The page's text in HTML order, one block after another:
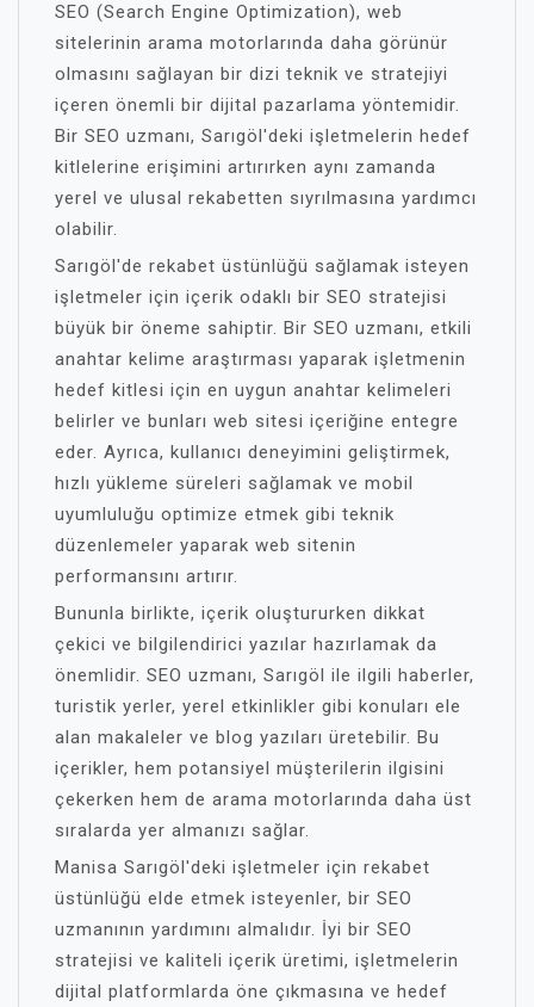
SEO (Search Engine Optimization), web
sitelerinin arama motorlarında daha görünür
olmasını sağlayan bir dizi teknik ve stratejiyi
içeren önemli bir dijital pazarlama yöntemidir.
Bir SEO uzmanı, Sarıgöl'deki işletmelerin hedef
kitlelerine erişimini artırırken aynı zamanda
yerel ve ulusal rekabetten sıyrılmasına yardımcı
olabilir.
Sarıgöl'de rekabet üstünlüğü sağlamak isteyen
işletmeler için içerik odaklı bir SEO stratejisi
büyük bir öneme sahiptir. Bir SEO uzmanı, etkili
anahtar kelime araştırması yaparak işletmenin
hedef kitlesi için en uygun anahtar kelimeleri
belirler ve bunları web sitesi içeriğine entegre
eder. Ayrıca, kullanıcı deneyimini geliştirmek,
hızlı yükleme süreleri sağlamak ve mobil
uyumluluğu optimize etmek gibi teknik
düzenlemeler yaparak web sitenin
performansını artırır.
Bununla birlikte, içerik oluştururken dikkat
çekici ve bilgilendirici yazılar hazırlamak da
önemlidir. SEO uzmanı, Sarıgöl ile ilgili haberler,
turistik yerler, yerel etkinlikler gibi konuları ele
alan makaleler ve blog yazıları üretebilir. Bu
içerikler, hem potansiyel müşterilerin ilgisini
çekerken hem de arama motorlarında daha üst
sıralarda yer almanızı sağlar.
Manisa Sarıgöl'deki işletmeler için rekabet
üstünlüğü elde etmek isteyenler, bir SEO
uzmanının yardımını almalıdır. İyi bir SEO
stratejisi ve kaliteli içerik üretimi, işletmelerin
dijital platformlarda öne çıkmasına ve hedef